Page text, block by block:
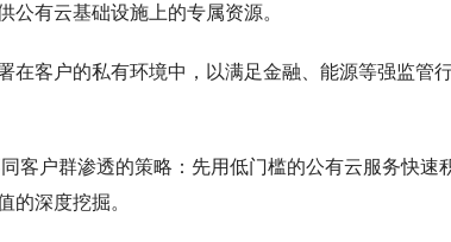
有云基础设施上的专属资源。
在客户的私有环境中，以满足金融、能源等强监管
客户群渗透的策略：先用低门槛的公有云服务快速
的深度挖掘。